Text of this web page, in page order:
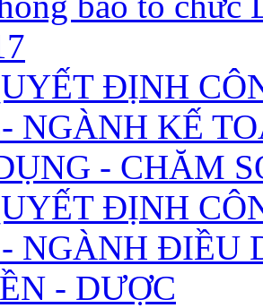
ĐỊNH
NGÀNH KẾ
- CHĂM
ĐỊNH
NGÀNH ĐIỀU
- DƯỢC